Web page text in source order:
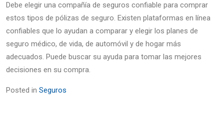
Debe elegir una compañía de seguros confiable para comprar
estos tipos de pólizas de seguro. Existen plataformas en línea
confiables que lo ayudan a comparar y elegir los planes de
seguro médico, de vida, de automóvil y de hogar más
adecuados. Puede buscar su ayuda para tomar las mejores
decisiones en su compra.
Posted in Seguros